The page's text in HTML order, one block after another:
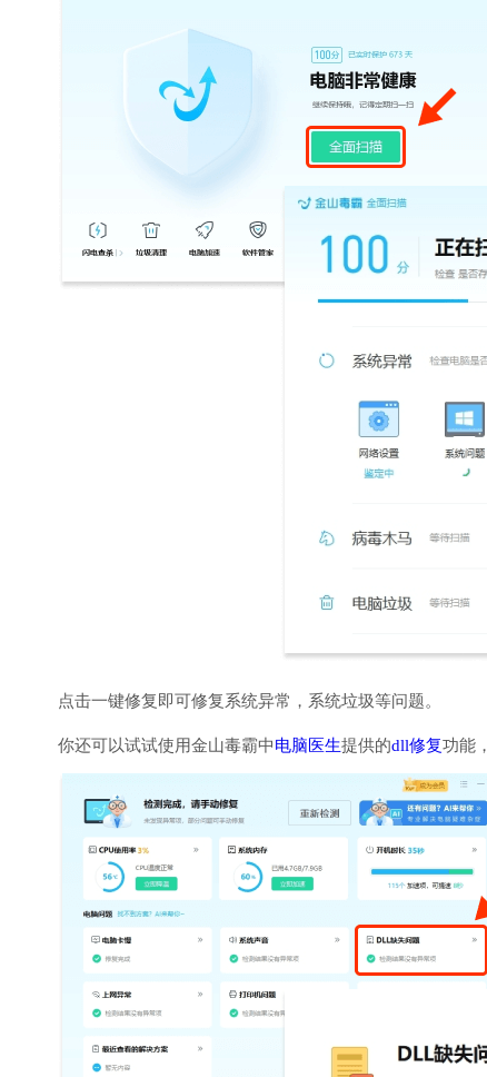
点击一键修复即可修复系统异常，系统垃圾等问题。
你还可以试试使用金山毒霸中电脑医生提供的dll修复功能